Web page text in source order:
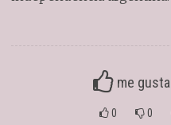
me gusta
0 0